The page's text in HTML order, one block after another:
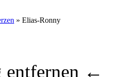
» Elias-Ronny
entfernen ←